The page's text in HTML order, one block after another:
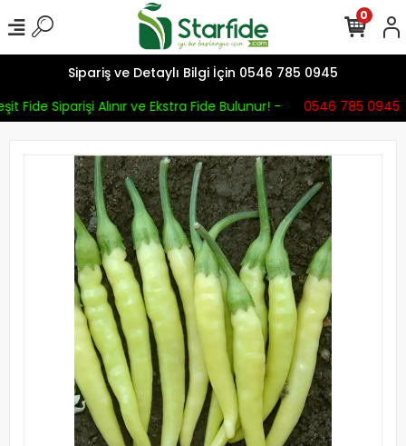
Sipariş ve Detaylı Bilgi İçin 0546 785 0945
Fide Siparişi Alınır ve Ekstra Fide Bulunur! -
0546 785 0945
0